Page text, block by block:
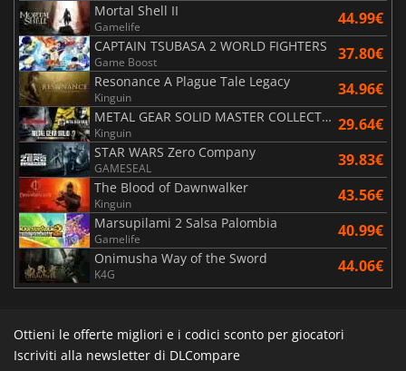
Mortal Shell II
Gamelife 44.99€
CAPTAIN TSUBASA 2 WORLD FIGHTERS
Game Boost 37.80€
Resonance A Plague Tale Legacy
Kinguin 34.96€
METAL GEAR SOLID MASTER COLLECTION Vol.2
Kinguin 29.64€
STAR WARS Zero Company
GAMESEAL 39.83€
The Blood of Dawnwalker
Kinguin 43.56€
Marsupilami 2 Salsa Palombia
Gamelife 40.99€
Onimusha Way of the Sword
K4G 44.06€
Ottieni le offerte migliori e i codici sconto per giocatori
Iscriviti alla newsletter di DLCompare